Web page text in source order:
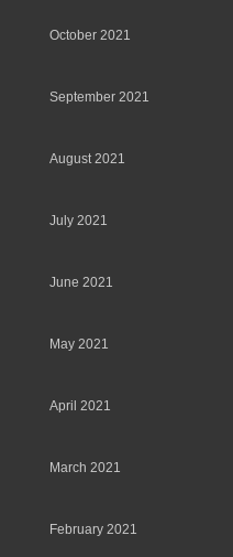
October 2021
September 2021
August 2021
July 2021
June 2021
May 2021
April 2021
March 2021
February 2021